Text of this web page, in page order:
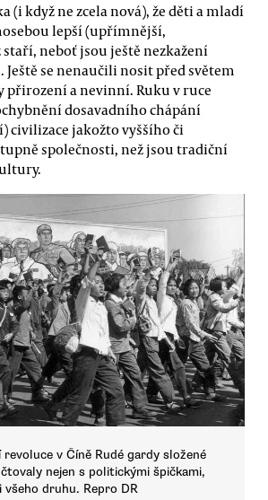
(i když ne zcela nová), že děti a mladí
lepší (upřímnější,
neboť jsou ještě nezkažení
Ještě se nenaučili nosit před světem
přirození a nevinní. Ruku v ruce
dosavadního chápání
civilizace jakožto vyššího či
společnosti, než jsou tradiční
v Číně Rudé gardy složené
nejen s politickými špičkami,
druhu. Repro DR